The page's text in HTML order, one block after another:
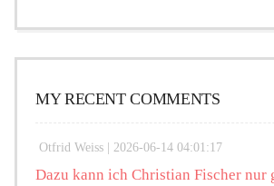
MY RECENT COMMENTS
Otfrid Weiss | 2026-06-14 04:01:17
Dazu kann ich Christian Fischer nur